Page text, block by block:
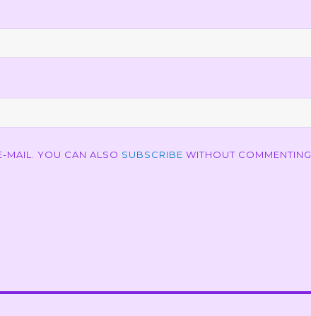
MAIL. YOU CAN ALSO SUBSCRIBE WITHOUT COMMENTING.